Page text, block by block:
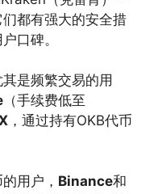
都有强大的安全措
口碑。
是频繁交易的用
（手续费低至
，通过持有OKB代币
用户， Binance和